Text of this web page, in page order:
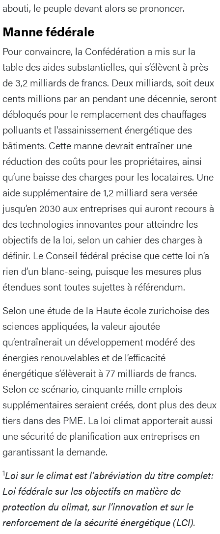
abouti, le peuple devant alors se prononcer.
Manne fédérale
Pour convaincre, la Confédération a mis sur la
table des aides substantielles, qui s’élèvent à près
de 3,2 milliards de francs. Deux milliards, soit deux
cents millions par an pendant une décennie, seront
débloqués pour le remplacement des chauffages
polluants et l'assainissement énergétique des
bâtiments. Cette manne devrait entraîner une
réduction des coûts pour les propriétaires, ainsi
qu’une baisse des charges pour les locataires. Une
aide supplémentaire de 1,2 milliard sera versée
jusqu’en 2030 aux entreprises qui auront recours à
des technologies innovantes pour atteindre les
objectifs de la loi, selon un cahier des charges à
définir. Le Conseil fédéral précise que cette loi n’a
rien d’un blanc-seing, puisque les mesures plus
étendues sont toutes sujettes à référendum.
Selon une étude de la Haute école zurichoise des
sciences appliquées, la valeur ajoutée
qu’entraînerait un développement modéré des
énergies renouvelables et de l’efficacité
énergétique s’élèverait à 77 milliards de francs.
Selon ce scénario, cinquante mille emplois
supplémentaires seraient créés, dont plus des deux
tiers dans des PME. La loi climat apporterait aussi
une sécurité de planification aux entreprises en
garantissant la demande.
1Loi sur le climat est l’abréviation du titre complet:
Loi fédérale sur les objectifs en matière de
protection du climat, sur l’innovation et sur le
renforcement de la sécurité énergétique (LCI).